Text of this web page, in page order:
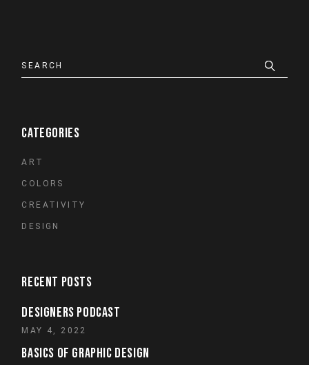
CATEGORIES
ART
COLORS
CREATIVITY
DESIGN
RECENT POSTS
DESIGNERS PODCAST
MAY 4, 2022
BASICS OF GRAPHIC DESIGN